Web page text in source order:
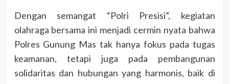
Dengan semangat “Polri Presisi”, kegiatan
olahraga bersama ini menjadi cermin nyata bahwa
Polres Gunung Mas tak hanya fokus pada tugas
keamanan, tetapi juga pada pembangunan
solidaritas dan hubungan yang harmonis, baik di